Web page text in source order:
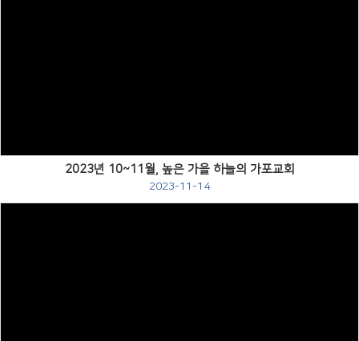
2023년 10~11월, 높은 가을 하늘의 가포교회
2023-11-14